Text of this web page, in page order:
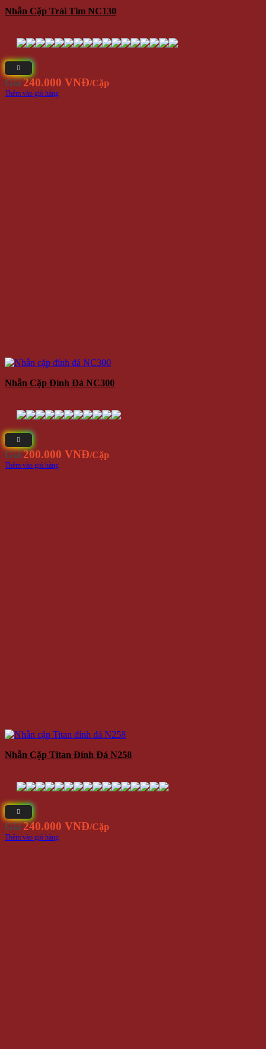
Nhẫn Cặp Trái Tim NC130
Giá240.000 VNĐ/Cặp
Thêm vào giỏ hàng
Nhẫn Cặp Đính Đá NC300
Giá200.000 VNĐ/Cặp
Thêm vào giỏ hàng
Nhẫn Cặp Titan Đính Đá N258
Giá240.000 VNĐ/Cặp
Thêm vào giỏ hàng